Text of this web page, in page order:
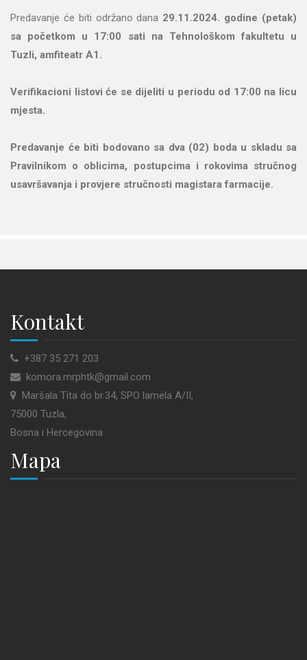
Predavanje će biti održano dana 29.11.2024. godine (petak)
sa početkom u 17:00 sati na Tehnološkom fakultetu u
Tuzli, amfiteatr A1.
Verifikacioni listovi će se dijeliti u periodu od 17:00 na licu
mjesta.
Predavanje će biti bodovano sa dva (02) boda u skladu sa
Pravilnikom o oblicima, postupcima i rokovima stručnog
usavršavanja i provjere stručnosti magistara farmacije.
Kontakt
+387 35 271 203
komora.mrphtk@gmail.com
Maršala Tita do br.34, SPO lamela A/II,
75000 Tuzla,
Bosna i Hercegovina
Mapa